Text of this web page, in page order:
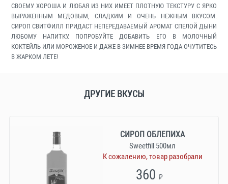
СВОЕМУ ХОРОША И ЛЮБАЯ ИЗ НИХ ИМЕЕТ ПЛОТНУЮ ТЕКСТУРУ С ЯРКО
ВЫРАЖЕННЫМ МЕДОВЫМ, СЛАДКИМ И ОЧЕНЬ НЕЖНЫМ ВКУСОМ.
СИРОП СВИТФИЛЛ ПРИДАСТ НЕПЕРЕДАВАЕМЫЙ АРОМАТ СПЕЛОЙ ДЫНИ
ЛЮБОМУ НАПИТКУ. ПОПРОБУЙТЕ ДОБАВИТЬ ЕГО В МОЛОЧНЫЙ
КОКТЕЙЛЬ ИЛИ МОРОЖЕНОЕ И ДАЖЕ В ЗИМНЕЕ ВРЕМЯ ГОДА ОЧУТИТЕСЬ
В ЖАРКОМ ЛЕТЕ!
ДРУГИЕ ВКУСЫ
СИРОП ОБЛЕПИХА
Sweetfill 500мл
К сожалению, товар разобрали
360₽